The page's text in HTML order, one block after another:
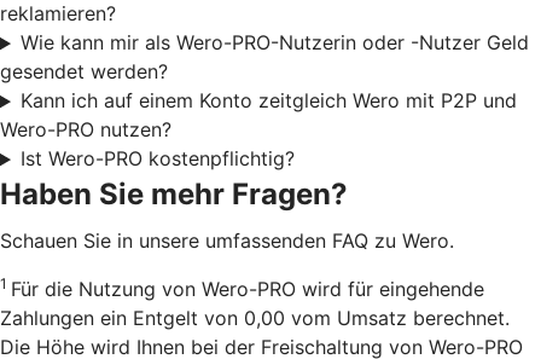
reklamieren?
Wie kann mir als Wero-PRO-Nutzerin oder -Nutzer Geld
gesendet werden?
Kann ich auf einem Konto zeitgleich Wero mit P2P und
Wero-PRO nutzen?
Ist Wero-PRO kostenpflichtig?
Haben Sie mehr Fragen?
Schauen Sie in unsere umfassenden FAQ zu Wero.
1 Für die Nutzung von Wero-PRO wird für eingehende
Zahlungen ein Entgelt von 0,00 vom Umsatz berechnet.
Die Höhe wird Ihnen bei der Freischaltung von Wero-PRO